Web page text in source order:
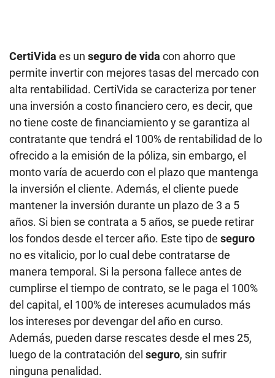
CertiVida es un seguro de vida con ahorro que
permite invertir con mejores tasas del mercado con
alta rentabilidad. CertiVida se caracteriza por tener
una inversión a costo financiero cero, es decir, que
no tiene coste de financiamiento y se garantiza al
contratante que tendrá el 100% de rentabilidad de lo
ofrecido a la emisión de la póliza, sin embargo, el
monto varía de acuerdo con el plazo que mantenga
la inversión el cliente. Además, el cliente puede
mantener la inversión durante un plazo de 3 a 5
años. Si bien se contrata a 5 años, se puede retirar
los fondos desde el tercer año. Este tipo de seguro
no es vitalicio, por lo cual debe contratarse de
manera temporal. Si la persona fallece antes de
cumplirse el tiempo de contrato, se le paga el 100%
del capital, el 100% de intereses acumulados más
los intereses por devengar del año en curso.
Además, pueden darse rescates desde el mes 25,
luego de la contratación del seguro, sin sufrir
ninguna penalidad.